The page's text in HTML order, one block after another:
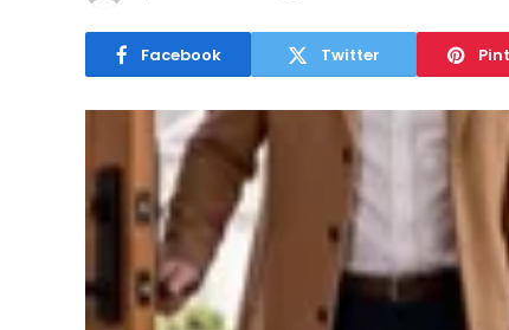
Facebook Twitter